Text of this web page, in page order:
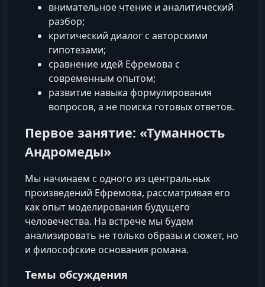
внимательное чтение и аналитический
разбор;
критический диалог с авторскими
гипотезами;
сравнение идей Ефремова с
современным опытом;
развитие навыка формулирования
вопросов, а не поиска готовых ответов.
Первое занятие: «Туманность
Андромеды»
Мы начинаем с одного из центральных
произведений Ефремова, рассматривая его
как опыт моделирования будущего
человечества. На встрече мы будем
анализировать не только образы и сюжет, но
и философские основания романа.
Темы обсуждения